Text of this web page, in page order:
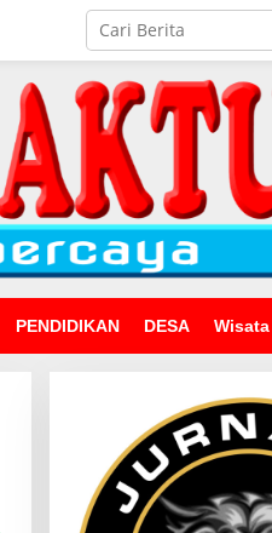
PENDIDIKAN DESA Wisata